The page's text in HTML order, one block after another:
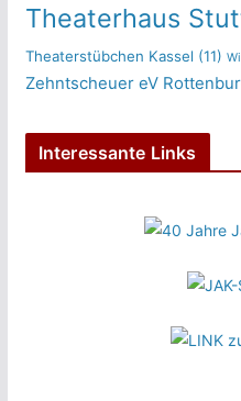
Theaterhaus
Theaterstübchen Kassel(11)
Zehntscheuer eV
Interessante Links